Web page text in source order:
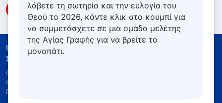
Όροι Χρήσης
Πολιτική απορρήτου
Συντελεστές
Copyright © 2026
Θεού
δικαιώματος.
λάβετε τη σωτηρία και την ευλογία του
Θεού το 2026, κάντε κλικ στο κουμπί για
να συμμετάσχετε σε μια ομάδα μελέτης
της Αγίας Γραφής για να βρείτε το
μονοπάτι.